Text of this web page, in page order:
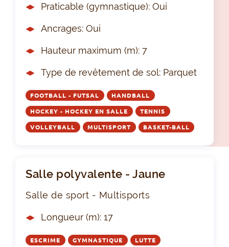
Praticable (gymnastique): Oui
Ancrages: Oui
Hauteur maximum (m): 7
Type de revêtement de sol: Parquet
FOOTBALL - FUTSAL HANDBALL
HOCKEY - HOCKEY EN SALLE TENNIS
VOLLEYBALL MULTISPORT BASKET-BALL
Salle polyvalente - Jaune
Salle de sport - Multisports
Longueur (m): 17
ESCRIME GYMNASTIQUE LUTTE